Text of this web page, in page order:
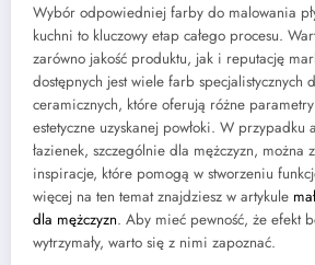
Wybór odpowiedniej farby do malowania
kuchni to kluczowy etap całego procesu.
zarówno jakość produktu, jak i reputację
dostępnych jest wiele farb specjalistycznych
ceramicznych, które oferują różne parametry
estetyczne uzyskanej powłoki. W przypadku
łazienek, szczególnie dla mężczyzn, można
inspiracje, które pomogą w stworzeniu
więcej na ten temat znajdziesz w artykule
dla mężczyzn. Aby mieć pewność, że efekt
wytrzymały, warto się z nimi zapoznać.